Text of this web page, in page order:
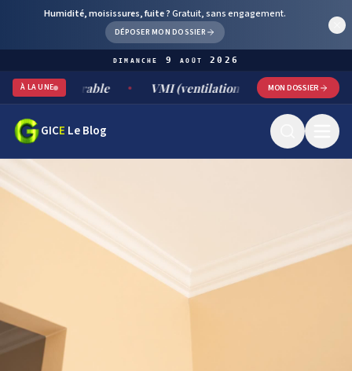
Humidité, moisissures, fuite ?Gratuit, sans engagement.
DÉPOSER MON DOSSIER
dimanche 9 août 2026
À LA UNE
durable VMI (ventilation mécanique par insufflation) :
MON DOSSIER
GICE Le Blog